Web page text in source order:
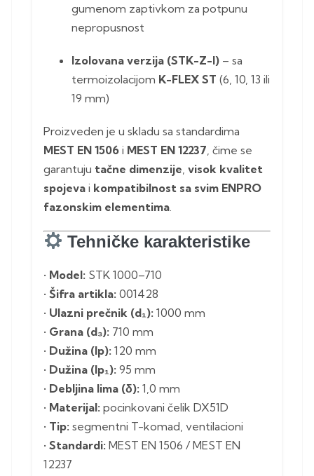
gumenom zaptivkom za potpunu
nepropusnost
Izolovana verzija (STK-Z-I) – sa
termoizolacijom K-FLEX ST (6, 10, 13 ili
19 mm)
Proizveden je u skladu sa standardima
MEST EN 1506 i MEST EN 12237 , čime se
garantuju tačne dimenzije visok kvalitet
spojeva i kompatibilnost sa svim ENPRO
fazonskim elementima
Tehničke karakteristike
• Model: STK 1000–710
• Šifra artikla: 001428
• Ulazni prečnik (d₁): 1000 mm
• Grana (d₃): 710 mm
• Dužina (lp): 120 mm
• Dužina (lp₁): 95 mm
• Debljina lima (δ): 1,0 mm
• Materijal: pocinkovani čelik DX51D
• Tip: segmentni T-komad, ventilacioni
• Standardi: MEST EN 1506 / MEST EN
12237